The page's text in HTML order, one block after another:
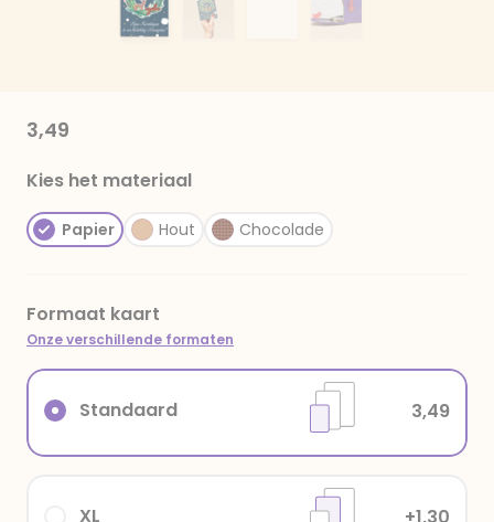
3,49
Kies het materiaal
Papier Hout Chocolade
Formaat kaart
Onze verschillende formaten
XL +1,30
Standaard 3,49